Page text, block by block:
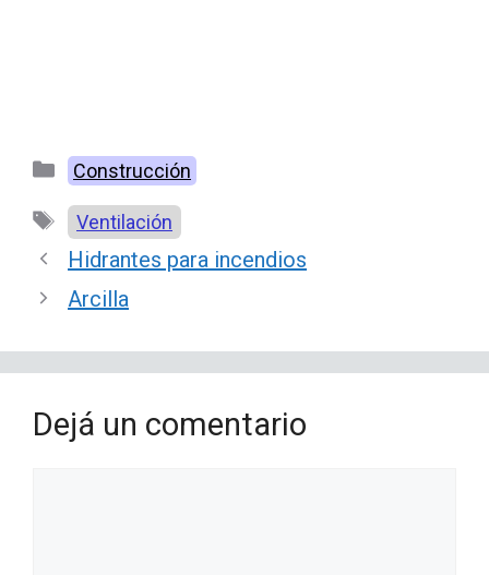
Categorías
Construcción
Etiquetas
Ventilación
Hidrantes para incendios
Arcilla
Dejá un comentario